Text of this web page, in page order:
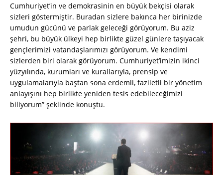
Cumhuriyet’in ve demokrasinin en büyük bekçisi olarak
sizleri göstermiştir. Buradan sizlere bakınca her birinizde
umudun gücünü ve parlak geleceği görüyorum. Bu aziz
şehri, bu büyük ülkeyi hep birlikte güzel günlere taşıyacak
gençlerimizi vatandaşlarımızı görüyorum. Ve kendimi
sizlerden biri olarak görüyorum. Cumhuriyet’imizin ikinci
yüzyılında, kurumları ve kurallarıyla, prensip ve
uygulamalarıyla baştan sona erdemli, faziletli bir yönetim
anlayışını hep birlikte yeniden tesis edebileceğimizi
biliyorum” şeklinde konuştu.